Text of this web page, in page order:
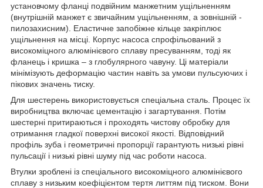
установчому фланці подвійним манжетним ущільненням
(внутрішній манжет є звичайним ущільненням, а зовнішній -
пилозахисним). Еластичне запобіжне кільце закріплює
ущільнення на місці. Корпус насоса спрофільований з
високоміцного алюмінієвого сплаву пресуванням, тоді як
фланець і кришка – з глобулярного чавуну. Ці матеріали
мінімізують деформацію частин навіть за умови пульсуючих і
пікових значень тиску.
Для шестерень використовується спеціальна сталь. Процес їх
виробництва включає цементацію і загартування. Потім
шестерні притираються і проходять чистову обробку для
отримання гладкої поверхні високої якості. Відповідний
профіль зуба і геометричні пропорції гарантують низькі рівні
пульсації і низькі рівні шуму під час роботи насоса.
Втулки зроблені із спеціального високоміцного алюмінієвого
сплаву з низьким коефіцієнтом тертя литтям під тиском. Вони